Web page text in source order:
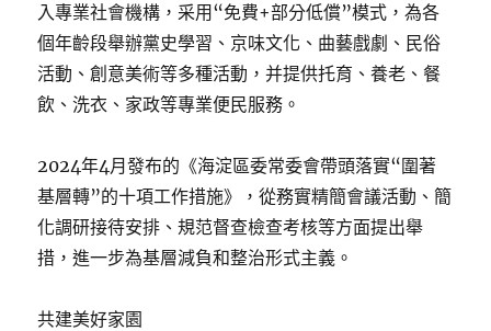
入專業社會機構，采用“免費+部分低償”模式，為各
個年齡段舉辦黨史學習、京味文化、曲藝戲劇、民俗
活動、創意美術等多種活動，并提供托育、養老、餐
飲、洗衣、家政等專業便民服務。
2024年4月發布的《海淀區委常委會帶頭落實“圍著
基層轉”的十項工作措施》，從務實精簡會議活動、簡
化調研接待安排、規范督查檢查考核等方面提出舉
措，進一步為基層減負和整治形式主義。
共建美好家園